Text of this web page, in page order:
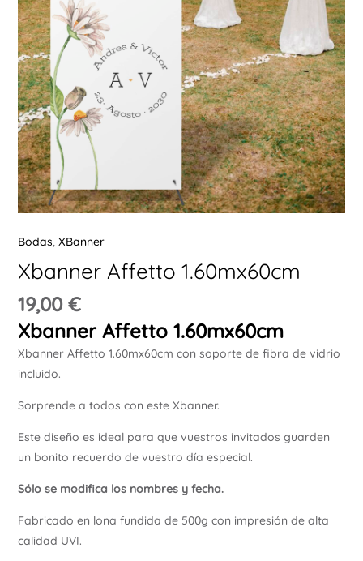
Bodas, XBanner
Xbanner Affetto 1.60mx60cm
19,00 €
Xbanner Affetto 1.60mx60cm
Xbanner Affetto 1.60mx60cm con soporte de fibra de vidrio
incluido.
Sorprende a todos con este Xbanner.
Este diseño es ideal para que vuestros invitados guarden
un bonito recuerdo de vuestro día especial.
Sólo se modifica los nombres y fecha.
Fabricado en lona fundida de 500g con impresión de alta
calidad UVI.